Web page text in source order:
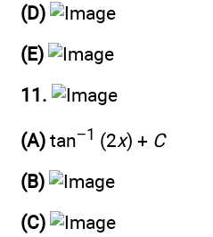
(D)
(E)
11.
(A) tan−1 (2x) + C
(B)
(C)